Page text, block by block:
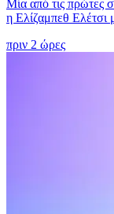
Μία από τις πρώτες
η Ελίζαμπεθ Ελέτσι
πριν 2 ώρες